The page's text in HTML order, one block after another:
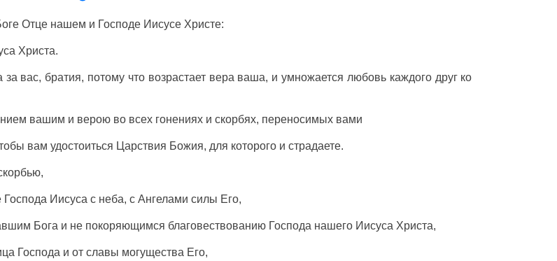
Отце нашем и Господе Иисусе Христе:
Христа.
за вас, братия, потому что возрастает вера ваша, и умножается любовь каждого другко
вашим и верою во всех гонениях и скорбях, переносимых вами
вам удостоиться Царствия Божия, для которого и страдаете.
,
Господа Иисуса с неба, с Ангелами силы Его,
Бога и не покоряющимся благовествованию Господа нашего Иисуса Христа,
Господа и от славы могущества Его,